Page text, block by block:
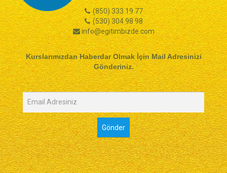
(850) 333 19 77
(530) 304 98 98
info@egitimbizde.com
Kurslarımızdan Haberdar Olmak İçin Mail Adresinizi
Gönderiniz.